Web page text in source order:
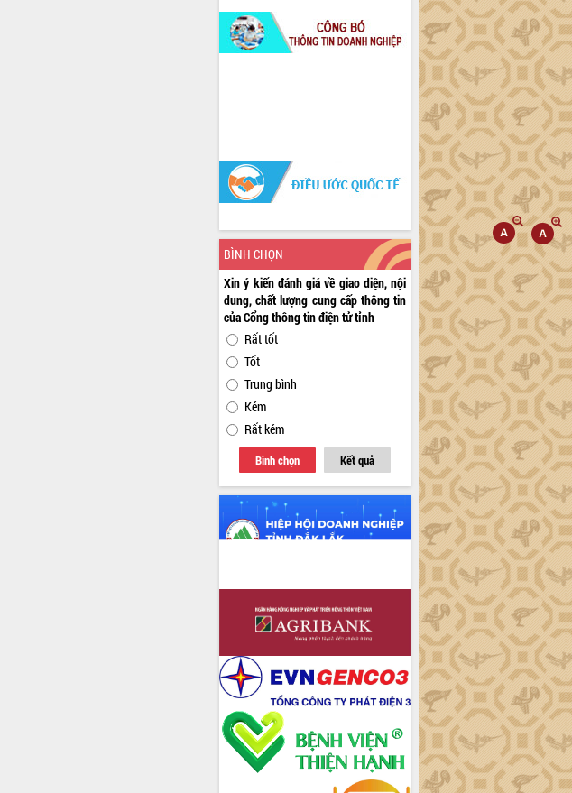
BÌNH CHỌN
Xin ý kiến đánh giá về giao diện, nội
dung, chất lượng cung cấp thông tin
của Cổng thông tin điện tử tỉnh
Rất tốt
Tốt
Trung bình
Kém
Rất kém
Bình chọn Kết quả